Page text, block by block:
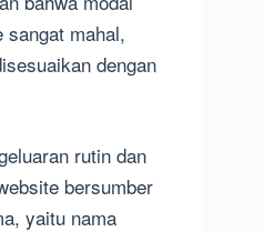
sangat mahal,
dengan
rutin dan
bersumber
yaitu nama